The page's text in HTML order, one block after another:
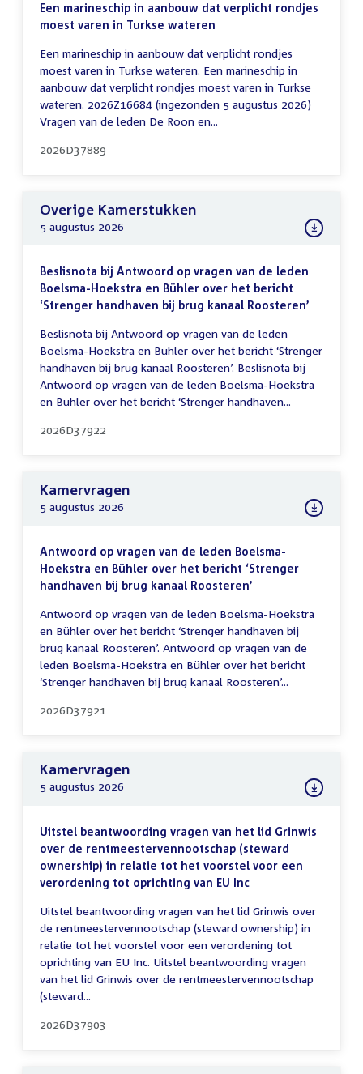
Een marineschip in aanbouw dat verplicht rondjes
moest varen in Turkse wateren
Een marineschip in aanbouw dat verplicht rondjes
moest varen in Turkse wateren. Een marineschip in
aanbouw dat verplicht rondjes moest varen in Turkse
wateren. 2026Z16684 (ingezonden 5 augustus 2026)
Vragen van de leden De Roon en...
2026D37889
Overige Kamerstukken
5 augustus 2026
Beslisnota bij Antwoord op vragen van de leden
Boelsma-Hoekstra en Bühler over het bericht
‘Strenger handhaven bij brug kanaal Roosteren’
Beslisnota bij Antwoord op vragen van de leden
Boelsma-Hoekstra en Bühler over het bericht ‘Strenger
handhaven bij brug kanaal Roosteren’. Beslisnota bij
Antwoord op vragen van de leden Boelsma-Hoekstra
en Bühler over het bericht ‘Strenger handhaven...
2026D37922
Kamervragen
5 augustus 2026
Antwoord op vragen van de leden Boelsma-
Hoekstra en Bühler over het bericht ‘Strenger
handhaven bij brug kanaal Roosteren’
Antwoord op vragen van de leden Boelsma-Hoekstra
en Bühler over het bericht ‘Strenger handhaven bij
brug kanaal Roosteren’. Antwoord op vragen van de
leden Boelsma-Hoekstra en Bühler over het bericht
‘Strenger handhaven bij brug kanaal Roosteren’...
2026D37921
Kamervragen
5 augustus 2026
Uitstel beantwoording vragen van het lid Grinwis
over de rentmeestervennootschap (steward
ownership) in relatie tot het voorstel voor een
verordening tot oprichting van EU Inc
Uitstel beantwoording vragen van het lid Grinwis over
de rentmeestervennootschap (steward ownership) in
relatie tot het voorstel voor een verordening tot
oprichting van EU Inc. Uitstel beantwoording vragen
van het lid Grinwis over de rentmeestervennootschap
(steward...
2026D37903